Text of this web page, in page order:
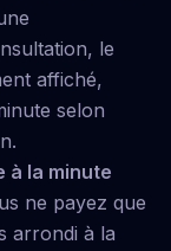
le
affiché,
selon
la minute
ne payez que
arrondi à la